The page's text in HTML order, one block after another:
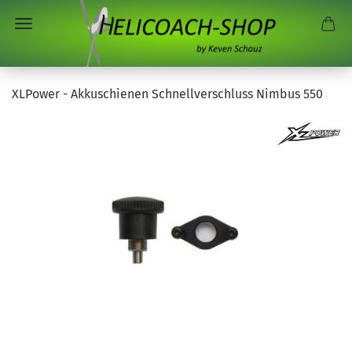
XLPower - Akkuschienen Schnellverschluss Nimbus 550